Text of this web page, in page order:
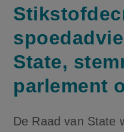
State,
parlement
De Raad van State